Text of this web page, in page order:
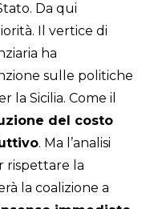
Da qui
Il vertice di
ha
sulle politiche
la Sicilia. Come il
del costo
. Ma l’analisi
rispettare la
la coalizione a